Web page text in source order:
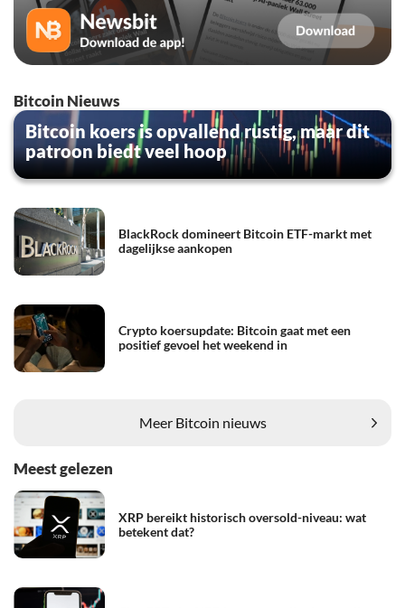
Bitcoin Nieuws
Bitcoin koers is opvallend rustig, maar dit
patroon biedt veel hoop
BlackRock domineert Bitcoin ETF-markt met
dagelijkse aankopen
Crypto koersupdate: Bitcoin gaat met een
positief gevoel het weekend in
Meer Bitcoin nieuws
Meest gelezen
XRP bereikt historisch oversold-niveau: wat
betekent dat?